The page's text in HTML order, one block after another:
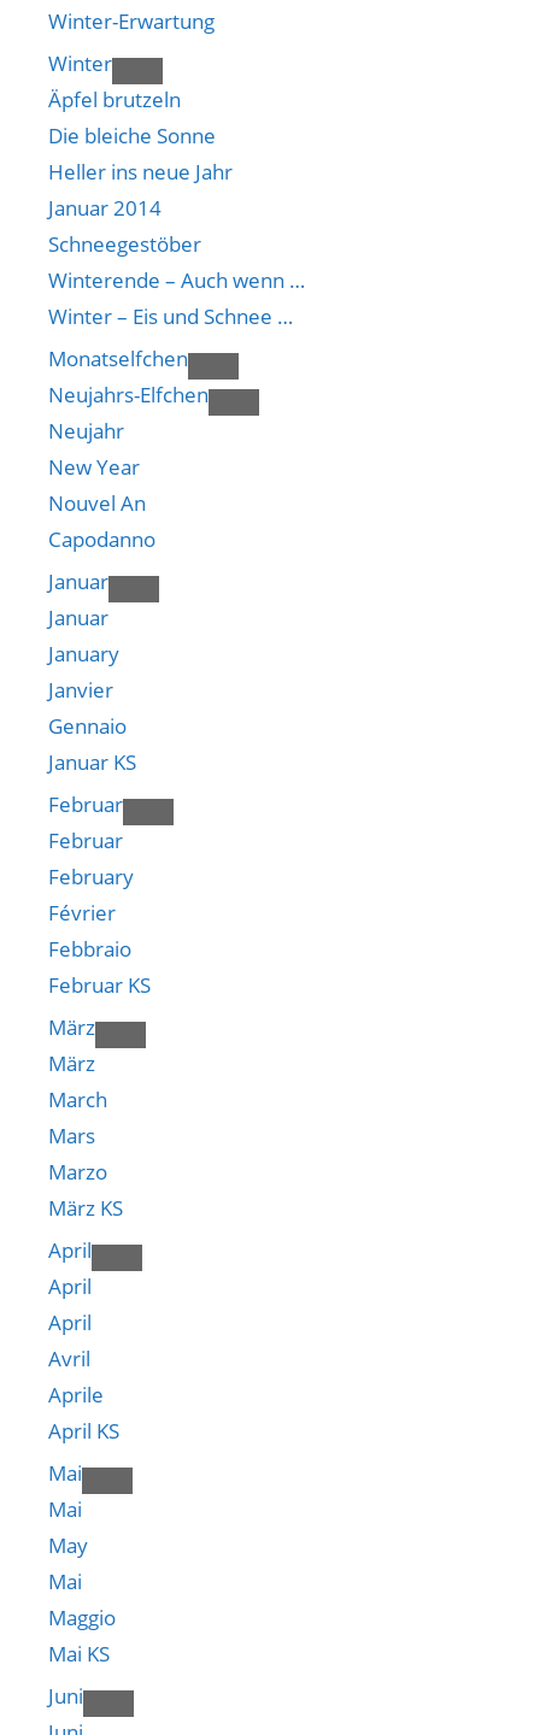
Winter-Erwartung
Winter
Äpfel brutzeln
Die bleiche Sonne
Heller ins neue Jahr
Januar 2014
Schneegestöber
Winterende – Auch wenn …
Winter – Eis und Schnee …
Monatselfchen
Neujahrs-Elfchen
Neujahr
New Year
Nouvel An
Capodanno
Januar
Januar
January
Janvier
Gennaio
Januar KS
Februar
Februar
February
Février
Febbraio
Februar KS
März
März
March
Mars
Marzo
März KS
April
April
April
Avril
Aprile
April KS
Mai
Mai
May
Mai
Maggio
Mai KS
Juni